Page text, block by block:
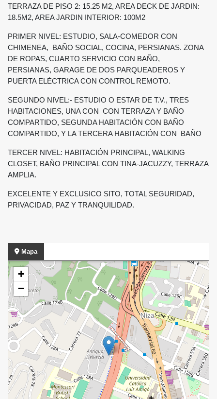
TERRAZA DE PISO 2: 15.25 M2, AREA DECK DE JARDIN:
18.5M2, AREA JARDIN INTERIOR: 100M2
PRIMER NIVEL: ESTUDIO, SALA-COMEDOR CON
CHIMENEA, BAÑO SOCIAL, COCINA, PERSIANAS. ZONA
DE ROPAS, CUARTO SERVICIO CON BAÑO,
PERSIANAS, GARAGE DE DOS PARQUEADEROS Y
PUERTA ELÉCTRICA CON CONTROL REMOTO.
SEGUNDO NIVEL:- ESTUDIO O ESTAR DE T.V., TRES
HABITACIONES, UNA CON CON TERRAZA Y BAÑO
COMPARTIDO, SEGUNDA HABITACIÓN CON BAÑO
COMPARTIDO, Y LA TERCERA HABITACIÓN CON BAÑO
TERCER NIVEL: HABITACIÓN PRINCIPAL, WALKING
CLOSET, BAÑO PRINCIPAL CON TINA-JACUZZY, TERRAZA
AMPLIA.
EXCELENTE Y EXCLUSICO SITO, TOTAL SEGURIDAD,
PRIVACIDAD, PAZ Y TRANQUILIDAD.
Mapa
+
−